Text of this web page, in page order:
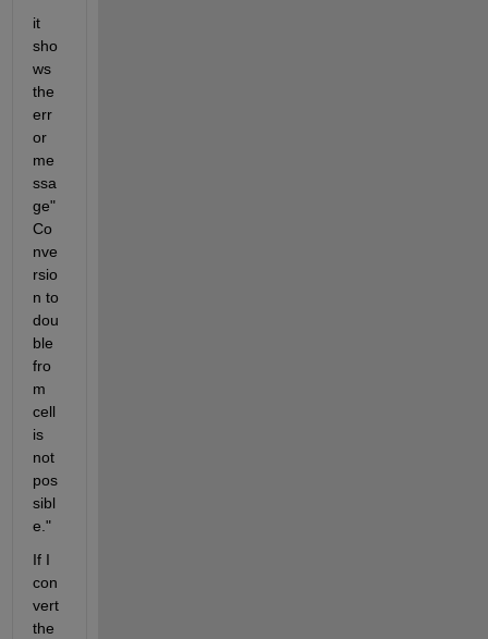
it
sho
ws
the
err
or
me
ssa
ge"
Co
nve
rsio
n to
dou
ble
fro
m
cell
is
not
pos
sibl
e."
If I
con
vert
the